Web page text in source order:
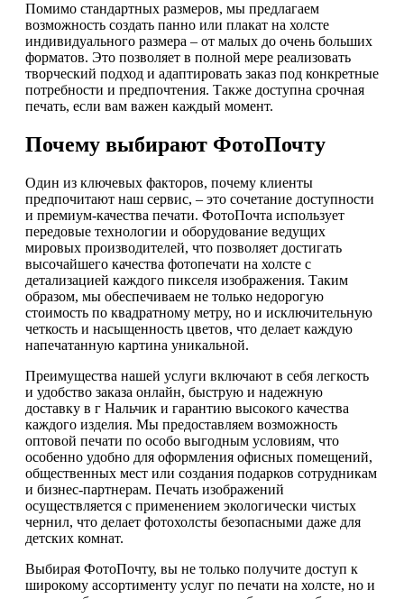
Помимо стандартных размеров, мы предлагаем
возможность создать панно или плакат на холсте
индивидуального размера – от малых до очень больших
форматов. Это позволяет в полной мере реализовать
творческий подход и адаптировать заказ под конкретные
потребности и предпочтения. Также доступна срочная
печать, если вам важен каждый момент.
Почему выбирают ФотоПочту
Один из ключевых факторов, почему клиенты
предпочитают наш сервис, – это сочетание доступности
и премиум-качества печати. ФотоПочта использует
передовые технологии и оборудование ведущих
мировых производителей, что позволяет достигать
высочайшего качества фотопечати на холсте с
детализацией каждого пикселя изображения. Таким
образом, мы обеспечиваем не только недорогую
стоимость по квадратному метру, но и исключительную
четкость и насыщенность цветов, что делает каждую
напечатанную картина уникальной.
Преимущества нашей услуги включают в себя легкость
и удобство заказа онлайн, быструю и надежную
доставку в г Нальчик и гарантию высокого качества
каждого изделия. Мы предоставляем возможность
оптовой печати по особо выгодным условиям, что
особенно удобно для оформления офисных помещений,
общественных мест или создания подарков сотрудникам
и бизнес-партнерам. Печать изображений
осуществляется с применением экологически чистых
чернил, что делает фотохолсты безопасными даже для
детских комнат.
Выбирая ФотоПочту, вы не только получите доступ к
широкому ассортименту услуг по печати на холсте, но и